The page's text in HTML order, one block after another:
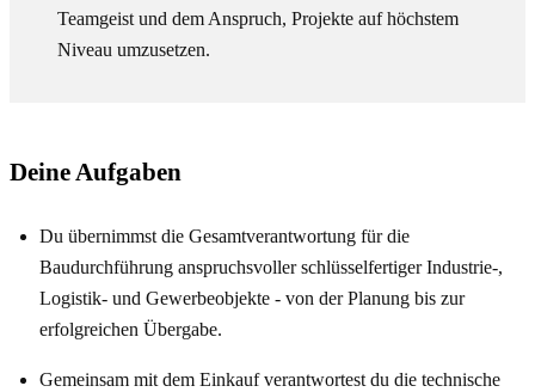
Teamgeist und dem Anspruch, Projekte auf höchstem
Niveau umzusetzen.
Deine Aufgaben
Du übernimmst die Gesamtverantwortung für die
Baudurchführung anspruchsvoller schlüsselfertiger Industrie-,
Logistik- und Gewerbeobjekte - von der Planung bis zur
erfolgreichen Übergabe.
Gemeinsam mit dem Einkauf verantwortest du die technische